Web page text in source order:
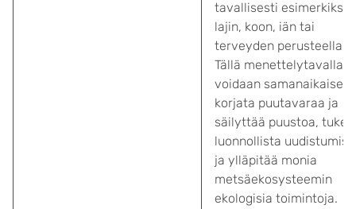
tavallisesti esimerkiksi
lajin, koon, iän tai
terveyden perusteella.
Tällä menettelytavalla
voidaan
korjata puutavaraa ja
säilyttää puustoa, tukea
luonnollista
ja ylläpitää monia
metsäekosysteemin
ekologisia toimintoja.